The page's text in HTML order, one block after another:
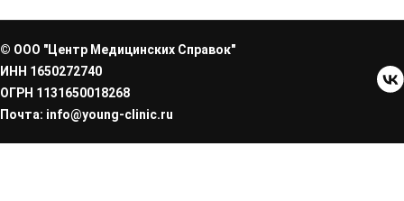
© ООО "Центр Медицинских Справок"
ИНН 1650272740
ОГРН 1131650018268
Почта: info@young-clinic.ru